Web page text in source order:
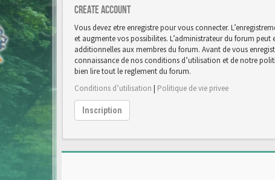
Create account
Vous devez etre enregistre pour vous connecter.
et augmente vos possibilites. L’administrateur du forum
additionnelles aux membres du forum. Avant de vous
connaissance de nos conditions d’utilisation et de notre
bien lire tout le reglement du forum.
Conditions d’utilisation | Politique de vie privee
Inscription